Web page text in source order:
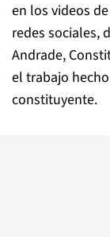
en los videos
redes sociales,
Andrade,
el trabajo
constituyente.